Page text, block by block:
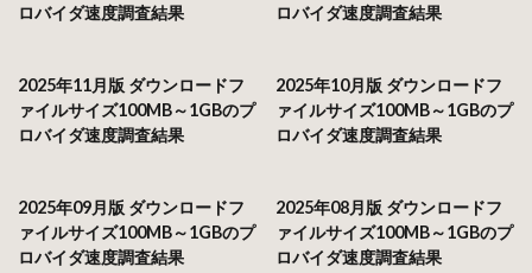
ロバイダ速度調査結果
ロバイダ速度調査結果
2025年11月版 ダウンロードフ
ァイルサイズ100MB～1GBのプ
ロバイダ速度調査結果
2025年10月版 ダウンロードフ
ァイルサイズ100MB～1GBのプ
ロバイダ速度調査結果
2025年09月版 ダウンロードフ
ァイルサイズ100MB～1GBのプ
ロバイダ速度調査結果
2025年08月版 ダウンロードフ
ァイルサイズ100MB～1GBのプ
ロバイダ速度調査結果